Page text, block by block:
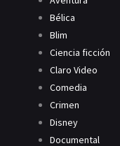
Bélica
Blim
Ciencia ficción
Claro Video
Comedia
Crimen
Disney
Documental